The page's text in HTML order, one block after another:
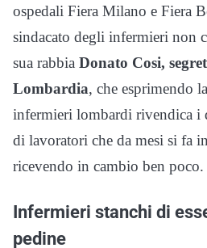
ospedali Fiera Milano e Fiera
sindacato degli infermieri non
sua rabbia Donato Cosi,
Lombardia, che esprimendo
infermieri lombardi rivendica i
di lavoratori che da mesi si fa
ricevendo in cambio ben poco.
Infermieri stanchi di
pedine